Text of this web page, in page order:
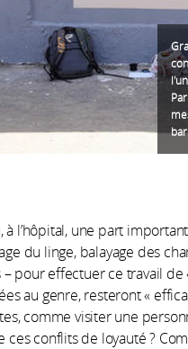
à l’hôpital, une part
du linge, balayage des
pour effectuer ce travail de
au genre, resteront «
comme visiter une
ces conflits de loyauté ?